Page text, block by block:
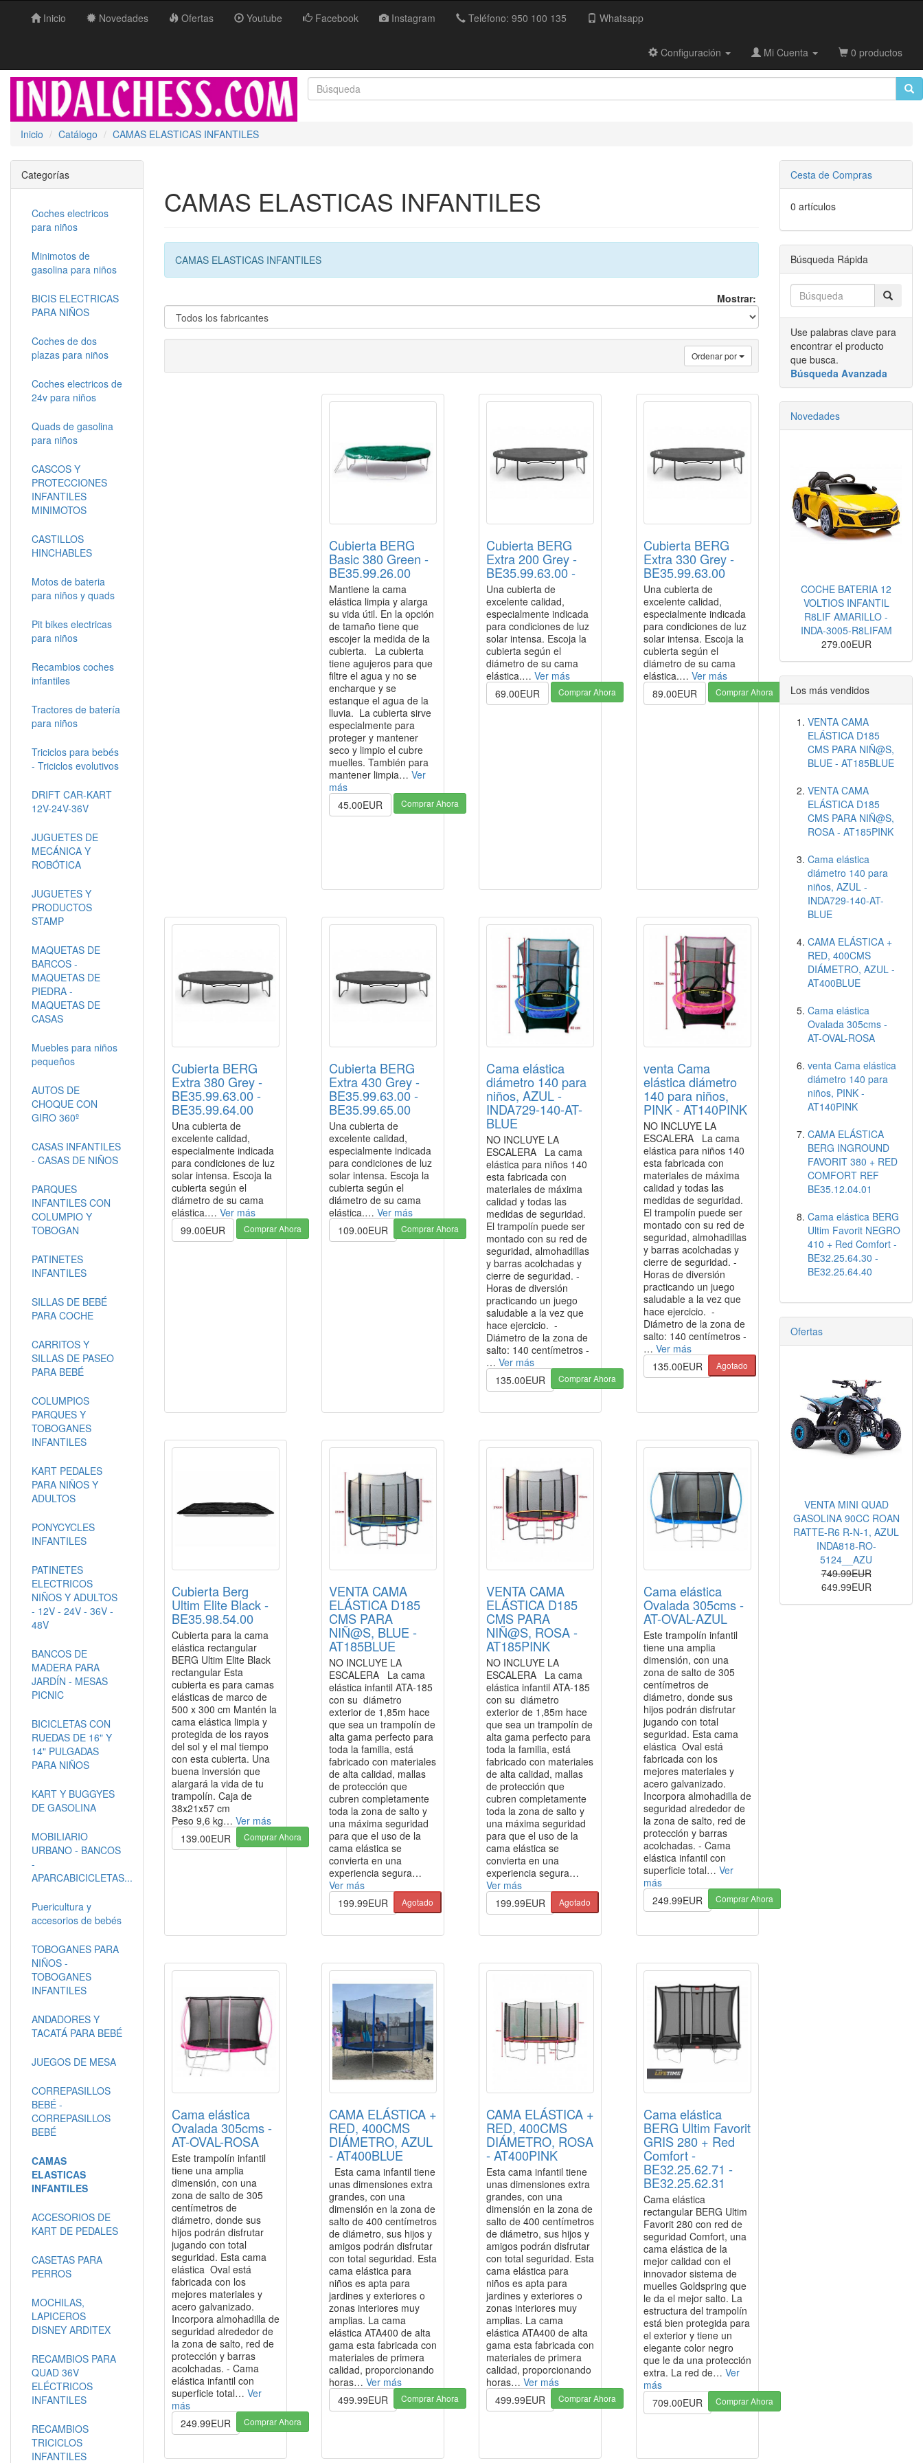
Inicio Novedades Ofertas Youtube Facebook Instagram Teléfono: 950 100 135 Whatsapp
Configuración Mi Cuenta 0 productos
Inicio Catálogo CAMAS ELASTICAS INFANTILES
CAMAS ELASTICAS INFANTILES
CAMAS ELASTICAS INFANTILES
Mostrar:
Ordenar por
Cubierta BERG
Basic 380 Green -
BE35.99.26.00
Mantiene la cama
elástica limpia y alarga
su vida útil. En la opción
de tamaño tiene que
escojer la medida de la
cubierta. La cubierta
tiene agujeros para que
filtre el agua y no se
encharque y se
estanque el agua de la
lluvia. La cubierta sirve
especialmente para
proteger y mantener
seco y limpio el cubre
muelles. También para
mantener limpia… Ver
más
45.00EUR
Comprar Ahora
Cubierta BERG
Extra 200 Grey -
BE35.99.63.00 -
Una cubierta de
excelente calidad,
especialmente indicada
para condiciones de luz
solar intensa. Escoja la
cubierta según el
diámetro de su cama
elástica.… Ver más
69.00EUR
Comprar Ahora
Cubierta BERG
Extra 330 Grey -
BE35.99.63.00
Una cubierta de
excelente calidad,
especialmente indicada
para condiciones de luz
solar intensa. Escoja la
cubierta según el
diámetro de su cama
elástica.… Ver más
89.00EUR
Comprar Ahora
Cubierta BERG
Extra 380 Grey -
BE35.99.63.00 -
BE35.99.64.00
Una cubierta de
excelente calidad,
especialmente indicada
para condiciones de luz
solar intensa. Escoja la
cubierta según el
diámetro de su cama
elástica.… Ver más
99.00EUR
Comprar Ahora
Cubierta BERG
Extra 430 Grey -
BE35.99.63.00 -
BE35.99.65.00
Una cubierta de
excelente calidad,
especialmente indicada
para condiciones de luz
solar intensa. Escoja la
cubierta según el
diámetro de su cama
elástica.… Ver más
109.00EUR
Comprar Ahora
Cama elástica
diámetro 140 para
niños, AZUL -
INDA729-140-AT-
BLUE
NO INCLUYE LA
ESCALERA La cama
elástica para niños 140
esta fabricada con
materiales de máxima
calidad y todas las
medidas de seguridad.
El trampolín puede ser
montado con su red de
seguridad, almohadillas
y barras acolchadas y
cierre de seguridad. -
Horas de diversión
practicando un juego
saludable a la vez que
hace ejercicio. -
Diámetro de la zona de
salto: 140 centímetros -
… Ver más
135.00EUR
Comprar Ahora
venta Cama
elástica diámetro
140 para niños,
PINK - AT140PINK
NO INCLUYE LA
ESCALERA La cama
elástica para niños 140
esta fabricada con
materiales de máxima
calidad y todas las
medidas de seguridad.
El trampolín puede ser
montado con su red de
seguridad, almohadillas
y barras acolchadas y
cierre de seguridad. -
Horas de diversión
practicando un juego
saludable a la vez que
hace ejercicio. -
Diámetro de la zona de
salto: 140 centímetros -
… Ver más
135.00EUR
Agotado
Cubierta Berg
Ultim Elite Black -
BE35.98.54.00
Cubierta para la cama
elástica rectangular
BERG Ultim Elite Black
rectangular Esta
cubierta es para camas
elásticas de marco de
500 x 300 cm Mantén la
cama elástica limpia y
protegida de los rayos
del sol y el mal tiempo
con esta cubierta. Una
buena inversión que
alargará la vida de tu
trampolín. Caja de
38x21x57 cm
Peso 9,6 kg… Ver más
139.00EUR
Comprar Ahora
VENTA CAMA
ELÁSTICA D185
CMS PARA
NIÑ@S, BLUE -
AT185BLUE
NO INCLUYE LA
ESCALERA La cama
elástica infantil ATA-185
con su diámetro
exterior de 1,85m hace
que sea un trampolín de
alta gama perfecto para
toda la familia, está
fabricado con materiales
de alta calidad, mallas
de protección que
cubren completamente
toda la zona de salto y
una máxima seguridad
para que el uso de la
cama elástica se
convierta en una
experiencia segura…
Ver más
199.99EUR
Agotado
VENTA CAMA
ELÁSTICA D185
CMS PARA
NIÑ@S, ROSA -
AT185PINK
NO INCLUYE LA
ESCALERA La cama
elástica infantil ATA-185
con su diámetro
exterior de 1,85m hace
que sea un trampolín de
alta gama perfecto para
toda la familia, está
fabricado con materiales
de alta calidad, mallas
de protección que
cubren completamente
toda la zona de salto y
una máxima seguridad
para que el uso de la
cama elástica se
convierta en una
experiencia segura…
Ver más
199.99EUR
Agotado
Cama elástica
Ovalada 305cms -
AT-OVAL-AZUL
Este trampolín infantil
tiene una amplia
dimensión, con una
zona de salto de 305
centímetros de
diámetro, donde sus
hijos podrán disfrutar
jugando con total
seguridad. Esta cama
elástica Oval está
fabricada con los
mejores materiales y
acero galvanizado.
Incorpora almohadilla de
seguridad alrededor de
la zona de salto, red de
protección y barras
acolchadas. - Cama
elástica infantil con
superficie total… Ver
más
249.99EUR
Comprar Ahora
Cama elástica
Ovalada 305cms -
AT-OVAL-ROSA
Este trampolín infantil
tiene una amplia
dimensión, con una
zona de salto de 305
centímetros de
diámetro, donde sus
hijos podrán disfrutar
jugando con total
seguridad. Esta cama
elástica Oval está
fabricada con los
mejores materiales y
acero galvanizado.
Incorpora almohadilla de
seguridad alrededor de
la zona de salto, red de
protección y barras
acolchadas. - Cama
elástica infantil con
superficie total… Ver
más
249.99EUR
Comprar Ahora
CAMA ELÁSTICA +
RED, 400CMS
DIÁMETRO, AZUL
- AT400BLUE
Esta cama infantil tiene
unas dimensiones extra
grandes, con una
dimensión en la zona de
salto de 400 centímetros
de diámetro, sus hijos y
amigos podrán disfrutar
con total seguridad. Esta
cama elástica para
niños es apta para
jardines y exteriores o
zonas interiores muy
amplias. La cama
elástica ATA400 de alta
gama esta fabricada con
materiales de primera
calidad, proporcionando
horas… Ver más
499.99EUR
Comprar Ahora
CAMA ELÁSTICA +
RED, 400CMS
DIÁMETRO, ROSA
- AT400PINK
Esta cama infantil tiene
unas dimensiones extra
grandes, con una
dimensión en la zona de
salto de 400 centímetros
de diámetro, sus hijos y
amigos podrán disfrutar
con total seguridad. Esta
cama elástica para
niños es apta para
jardines y exteriores o
zonas interiores muy
amplias. La cama
elástica ATA400 de alta
gama esta fabricada con
materiales de primera
calidad, proporcionando
horas… Ver más
499.99EUR
Comprar Ahora
Cama elástica
BERG Ultim Favorit
GRIS 280 + Red
Comfort -
BE32.25.62.71 -
BE32.25.62.31
Cama elástica
rectangular BERG Ultim
Favorit 280 con red de
seguridad Comfort, una
cama elástica de la
mejor calidad con el
innovador sistema de
muelles Goldspring que
le da el mejor salto. La
estructura del trampolín
está bien protegida para
el exterior y tiene un
elegante color negro
que le da una protección
extra. La red de… Ver
más
709.00EUR
Comprar Ahora
Categorías
Coches electricos
para niños
Minimotos de
gasolina para niños
BICIS ELECTRICAS
PARA NIÑOS
Coches de dos
plazas para niños
Coches electricos de
24v para niños
Quads de gasolina
para niños
CASCOS Y
PROTECCIONES
INFANTILES
MINIMOTOS
CASTILLOS
HINCHABLES
Motos de bateria
para niños y quads
Pit bikes electricas
para niños
Recambios coches
infantiles
Tractores de batería
para niños
Triciclos para bebés
- Triciclos evolutivos
DRIFT CAR-KART
12V-24V-36V
JUGUETES DE
MECÁNICA Y
ROBÓTICA
JUGUETES Y
PRODUCTOS
STAMP
MAQUETAS DE
BARCOS -
MAQUETAS DE
PIEDRA -
MAQUETAS DE
CASAS
Muebles para niños
pequeños
AUTOS DE
CHOQUE CON
GIRO 360º
CASAS INFANTILES
- CASAS DE NIÑOS
PARQUES
INFANTILES CON
COLUMPIO Y
TOBOGAN
PATINETES
INFANTILES
SILLAS DE BEBÉ
PARA COCHE
CARRITOS Y
SILLAS DE PASEO
PARA BEBÉ
COLUMPIOS
PARQUES Y
TOBOGANES
INFANTILES
KART PEDALES
PARA NIÑOS Y
ADULTOS
PONYCYCLES
INFANTILES
PATINETES
ELECTRICOS
NIÑOS Y ADULTOS
- 12V - 24V - 36V -
48V
BANCOS DE
MADERA PARA
JARDÍN - MESAS
PICNIC
BICICLETAS CON
RUEDAS DE 16" Y
14" PULGADAS
PARA NIÑOS
KART Y BUGGYES
DE GASOLINA
MOBILIARIO
URBANO - BANCOS
-
APARCABICICLETAS...
Puericultura y
accesorios de bebés
TOBOGANES PARA
NIÑOS -
TOBOGANES
INFANTILES
ANDADORES Y
TACATÁ PARA BEBÉ
JUEGOS DE MESA
CORREPASILLOS
BEBÉ -
CORREPASILLOS
BEBÉ
CAMAS
ELASTICAS
INFANTILES
ACCESORIOS DE
KART DE PEDALES
CASETAS PARA
PERROS
MOCHILAS,
LAPICEROS
DISNEY ARDITEX
RECAMBIOS PARA
QUAD 36V
ELÉCTRICOS
INFANTILES
RECAMBIOS
TRICICLOS
INFANTILES
Cesta de Compras
0 artículos
Búsqueda Rápida
Use palabras clave para
encontrar el producto
que busca.
Búsqueda Avanzada
Novedades
COCHE BATERIA 12
VOLTIOS INFANTIL
R8LIF AMARILLO -
INDA-3005-R8LIFAM
279.00EUR
Los más vendidos
VENTA CAMA
ELÁSTICA D185
CMS PARA NIÑ@S,
BLUE - AT185BLUE
VENTA CAMA
ELÁSTICA D185
CMS PARA NIÑ@S,
ROSA - AT185PINK
Cama elástica
diámetro 140 para
niños, AZUL -
INDA729-140-AT-
BLUE
CAMA ELÁSTICA +
RED, 400CMS
DIÁMETRO, AZUL -
AT400BLUE
Cama elástica
Ovalada 305cms -
AT-OVAL-ROSA
venta Cama elástica
diámetro 140 para
niños, PINK -
AT140PINK
CAMA ELÁSTICA
BERG INGROUND
FAVORIT 380 + RED
COMFORT REF
BE35.12.04.01
Cama elástica BERG
Ultim Favorit NEGRO
410 + Red Comfort -
BE32.25.64.30 -
BE32.25.64.40
Ofertas
VENTA MINI QUAD
GASOLINA 90CC ROAN
RATTE-R6 R-N-1, AZUL
INDA818-RO-
5124__AZU
749.99EUR
649.99EUR